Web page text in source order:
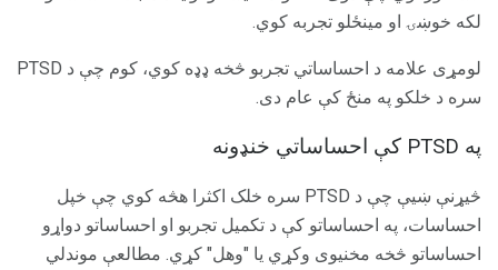
لکه خوښۍ او مینځلو تجربه کوي.
لومړی علامه د احساساتي تجربو څخه ډډه کوي، کوم چې د PTSD
سره د خلکو په منځ کې عام دی.
په PTSD کې احساساتي خنډونه
څیړنې ښیې چې د PTSD سره خلک اکثرا هڅه کوي چې خپل
احساسات، په احساساتو کې د تکمیل تجربو او احساساتو دواړو
احساساتو څخه مخنیوی وکړي یا "وهل" کړي. مطالعې موندلي